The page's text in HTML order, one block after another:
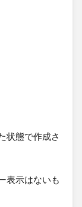
2.tfl
状態で作成さ
表示はないも